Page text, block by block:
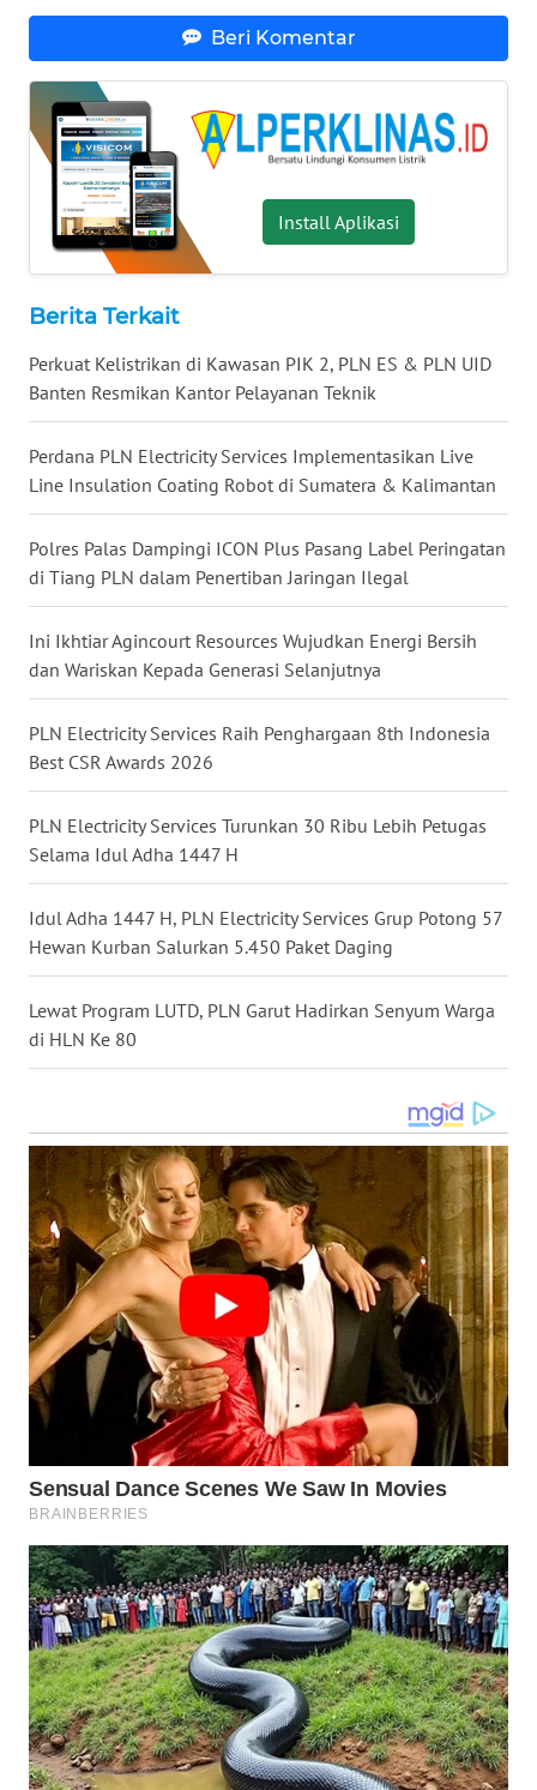
Beri Komentar
Install Aplikasi
Berita Terkait
Perkuat Kelistrikan di Kawasan PIK 2, PLN ES & PLN UID
Banten Resmikan Kantor Pelayanan Teknik
Perdana PLN Electricity Services Implementasikan Live
Line Insulation Coating Robot di Sumatera & Kalimantan
Polres Palas Dampingi ICON Plus Pasang Label Peringatan
di Tiang PLN dalam Penertiban Jaringan Ilegal
Ini Ikhtiar Agincourt Resources Wujudkan Energi Bersih
dan Wariskan Kepada Generasi Selanjutnya
PLN Electricity Services Raih Penghargaan 8th Indonesia
Best CSR Awards 2026
PLN Electricity Services Turunkan 30 Ribu Lebih Petugas
Selama Idul Adha 1447 H
Idul Adha 1447 H, PLN Electricity Services Grup Potong 57
Hewan Kurban Salurkan 5.450 Paket Daging
Lewat Program LUTD, PLN Garut Hadirkan Senyum Warga
di HLN Ke 80
PADANG
LAWAS
WN
SUMEDANG
WN
CIANJUR
KEPULAUAN
SERIBU
WN
TANGERANG
WN
BINJAI
WN
CIREBON
WN
KUNINGAN
MAJALENGKA
SUBANG
WN
PURWAKARTA
WN
PRIANGAN
TIMUR
SEMARANG
SOLO
WN
BOROBUDUR
WN
MADURA
WN
SURABAYA